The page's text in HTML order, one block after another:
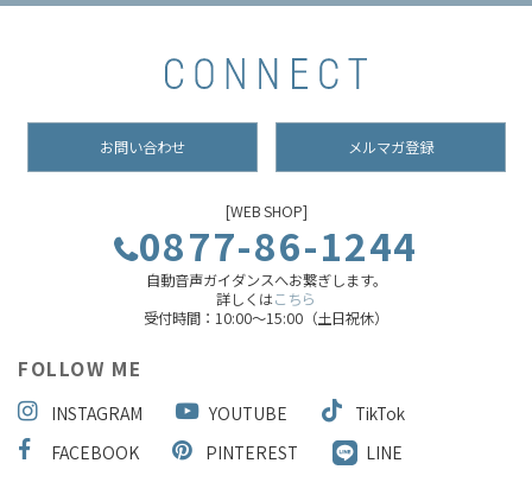
お問い合わせ メルマガ登録
[WEB SHOP]
0877-86-1244
自動音声ガイダンスへお繋ぎします。
詳しくはこちら
受付時間：10:00～15:00（土日祝休）
FOLLOW ME
INSTAGRAM YOUTUBE
TikTok
FACEBOOK
PINTEREST LINE